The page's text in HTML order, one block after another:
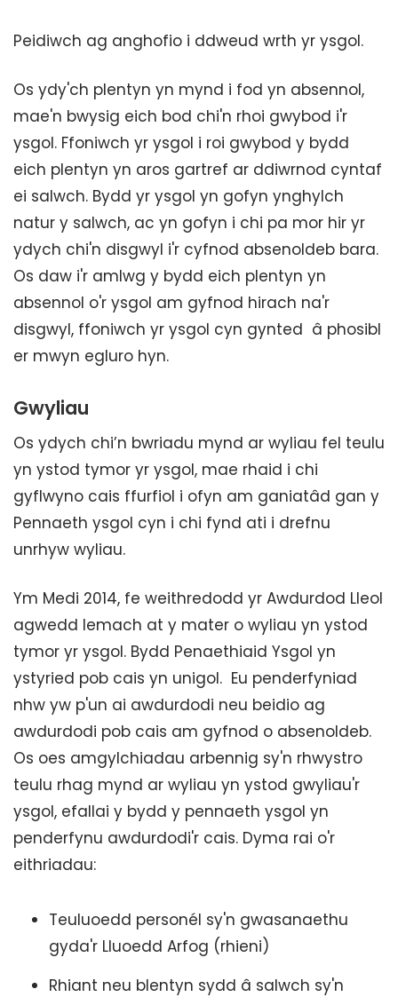
Peidiwch ag anghofio i ddweud wrth yr ysgol.
Os ydy'ch plentyn yn mynd i fod yn absennol,
mae'n bwysig eich bod chi'n rhoi gwybod i'r
ysgol. Ffoniwch yr ysgol i roi gwybod y bydd
eich plentyn yn aros gartref ar ddiwrnod cyntaf
ei salwch. Bydd yr ysgol yn gofyn ynghylch
natur y salwch, ac yn gofyn i chi pa mor hir yr
ydych chi'n disgwyl i'r cyfnod absenoldeb bara.
Os daw i'r amlwg y bydd eich plentyn yn
absennol o'r ysgol am gyfnod hirach na'r
disgwyl, ffoniwch yr ysgol cyn gynted â phosibl
er mwyn egluro hyn.
Gwyliau
Os ydych chi’n bwriadu mynd ar wyliau fel teulu
yn ystod tymor yr ysgol, mae rhaid i chi
gyflwyno cais ffurfiol i ofyn am ganiatâd gan y
Pennaeth ysgol cyn i chi fynd ati i drefnu
unrhyw wyliau.
Ym Medi 2014, fe weithredodd yr Awdurdod Lleol
agwedd lemach at y mater o wyliau yn ystod
tymor yr ysgol. Bydd Penaethiaid Ysgol yn
ystyried pob cais yn unigol. Eu penderfyniad
nhw yw p'un ai awdurdodi neu beidio ag
awdurdodi pob cais am gyfnod o absenoldeb.
Os oes amgylchiadau arbennig sy'n rhwystro
teulu rhag mynd ar wyliau yn ystod gwyliau'r
ysgol, efallai y bydd y pennaeth ysgol yn
penderfynu awdurdodi'r cais. Dyma rai o'r
eithriadau:
Teuluoedd personél sy'n gwasanaethu
gyda'r Lluoedd Arfog (rhieni)
Rhiant neu blentyn sydd â salwch sy'n